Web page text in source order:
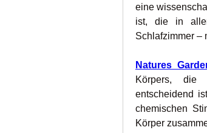
eine
ist, die in
Schlafzimmer –
Natures
Körpers, die
entscheidend
chemischen
Körper